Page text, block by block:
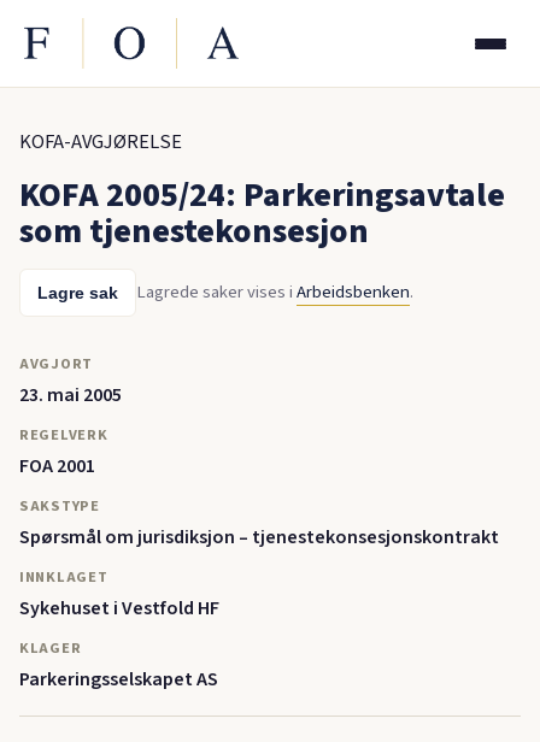
KOFA-AVGJØRELSE
KOFA 2005/24: Parkeringsavtale
som tjenestekonsesjon
Lagre sak Lagrede saker vises iArbeidsbenken.
AVGJORT
23. mai 2005
REGELVERK
FOA 2001
SAKSTYPE
Spørsmål om jurisdiksjon – tjenestekonsesjonskontrakt
INNKLAGET
Sykehuset i Vestfold HF
KLAGER
Parkeringsselskapet AS